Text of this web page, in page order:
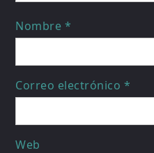
Nombre *
Correo electrónico *
Web